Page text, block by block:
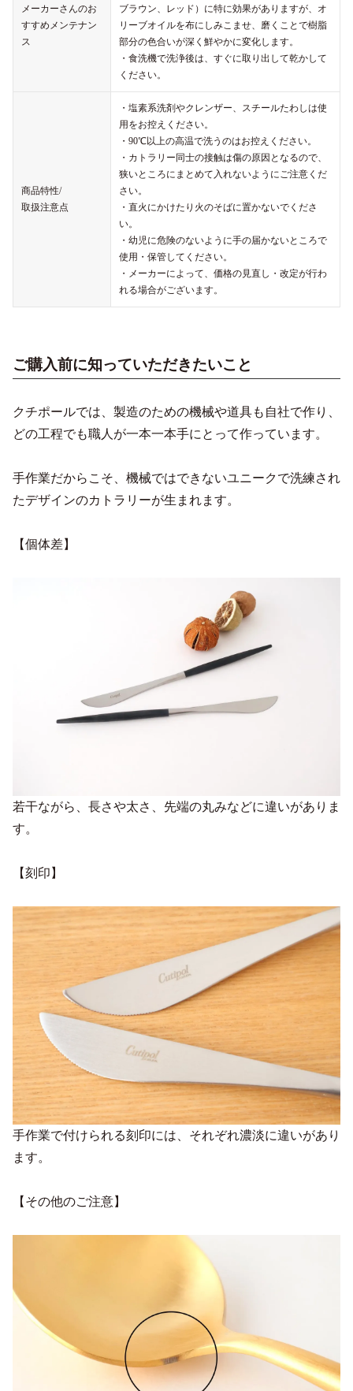
メーカーさんのお
すすめメンテナン
ス
ブラウン、レッド）に特に効果がありますが、オ
リーブオイルを布にしみこませ、磨くことで樹脂
部分の色合いが深く鮮やかに変化します。
・食洗機で洗浄後は、すぐに取り出して乾かして
ください。
商品特性/
取扱注意点
・塩素系洗剤やクレンザー、スチールたわしは使
用をお控えください。
・90℃以上の高温で洗うのはお控えください。
・カトラリー同士の接触は傷の原因となるので、
狭いところにまとめて入れないようにご注意くだ
さい。
・直火にかけたり火のそばに置かないでくださ
い。
・幼児に危険のないように手の届かないところで
使用・保管してください。
・メーカーによって、価格の見直し・改定が行わ
れる場合がございます。
ご購入前に知っていただきたいこと
クチポールでは、製造のための機械や道具も自社で作り、
どの工程でも職人が一本一本手にとって作っています。
手作業だからこそ、機械ではできないユニークで洗練され
たデザインのカトラリーが生まれます。
【個体差】
若干ながら、長さや太さ、先端の丸みなどに違いがありま
す。
【刻印】
手作業で付けられる刻印には、それぞれ濃淡に違いがあり
ます。
【その他のご注意】